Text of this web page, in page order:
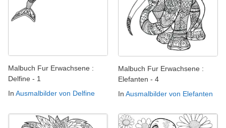
Malbuch Fur Erwachsene :
Delfine - 1
In Ausmalbilder von Delfine
Malbuch Fur Erwachsene :
Elefanten - 4
In Ausmalbilder von Elefanten